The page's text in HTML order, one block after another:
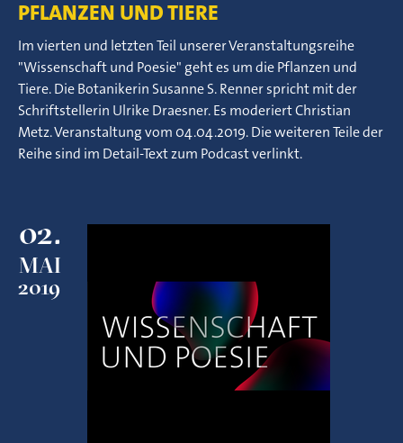
PFLANZEN UND TIERE
Im vierten und letzten Teil unserer Veranstaltungsreihe
"Wissenschaft und Poesie" geht es um die Pflanzen und
Tiere. Die Botanikerin Susanne S. Renner spricht mit der
Schriftstellerin Ulrike Draesner. Es moderiert Christian
Metz. Veranstaltung vom 04.04.2019. Die weiteren Teile der
Reihe sind im Detail-Text zum Podcast verlinkt.
02.
MAI
2019